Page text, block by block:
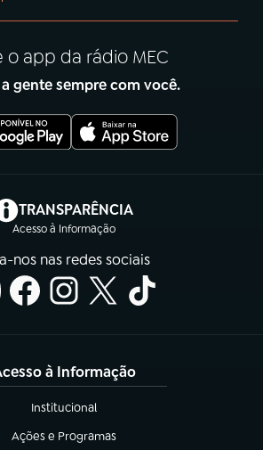
o app da rádio MEC
gente sempre com você.
TRANSPARÊNCIA
Acesso à Informação
(abre em nova aba)
nos nas redes sociais
à Informação
Institucional
(abre em nova aba)
Ações e Programas
(abre em nova aba)